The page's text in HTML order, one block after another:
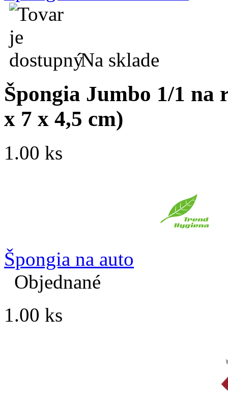
Na sklade
Špongia Jumbo 1/1
x 7 x 4,5 cm)
1.00 ks
Špongia na auto
Objednané
1.00 ks